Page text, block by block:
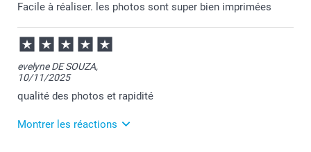
Facile à réaliser. les photos sont super bien imprimées
evelyne DE SOUZA,
10/11/2025
qualité des photos et rapidité
Montrer les réactions